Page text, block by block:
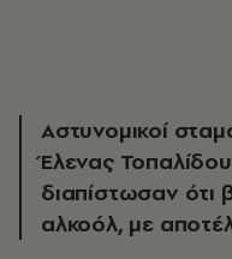
Αστυνομικοί
Έλενας
διαπίστωσαν ότι
αλκοόλ, με